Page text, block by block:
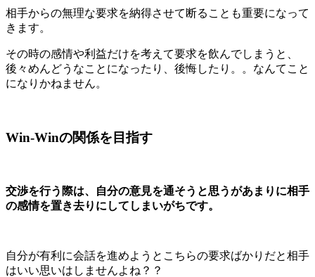
相手からの無理な要求を納得させて断ることも重要になって
きます。
その時の感情や利益だけを考えて要求を飲んでしまうと、
後々めんどうなことになったり、後悔したり。。なんてこと
になりかねません。
Win-Winの関係を目指す
交渉を行う際は、自分の意見を通そうと思うがあまりに相手
の感情を置き去りにしてしまいがちです。
自分が有利に会話を進めようとこちらの要求ばかりだと相手
はいい思いはしませんよね？？